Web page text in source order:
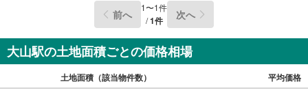
前へ 1〜1件
/1件 次へ
大山駅の土地面積ごとの価格相場
土地面積（該当物件数） 平均価格